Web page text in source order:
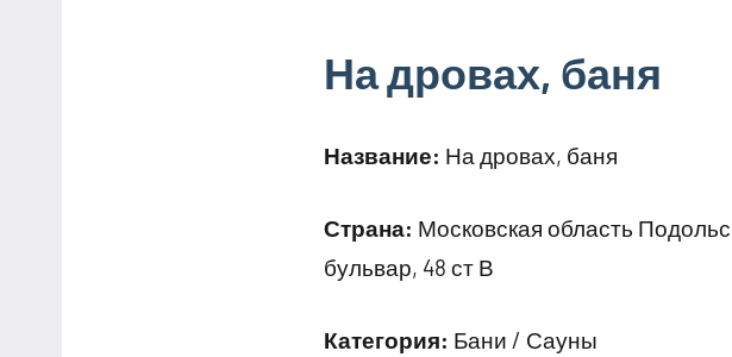
На дровах, баня
Название: На дровах, баня
Страна: Московская область
бульвар, 48 ст В
Категория: Бани / Сауны